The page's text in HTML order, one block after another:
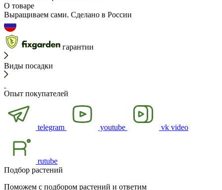
О товаре
Выращиваем сами. Сделано в России
гарантии
Виды посадки
Опыт покупателей
telegram youtube vk video
rutube
Подбор растений
Поможем с подбором растений и ответим